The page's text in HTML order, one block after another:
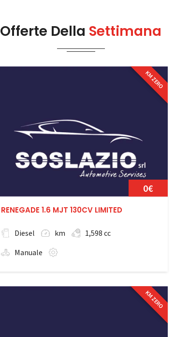
Offerte Della Settimana
KM ZERO
0€
RENEGADE 1.6 MJT 130CV LIMITED
Diesel km
1,598 cc
Manuale
KM ZERO